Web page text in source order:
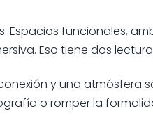
funcionales,
Eso tiene dos
y una atmósfera
o romper la